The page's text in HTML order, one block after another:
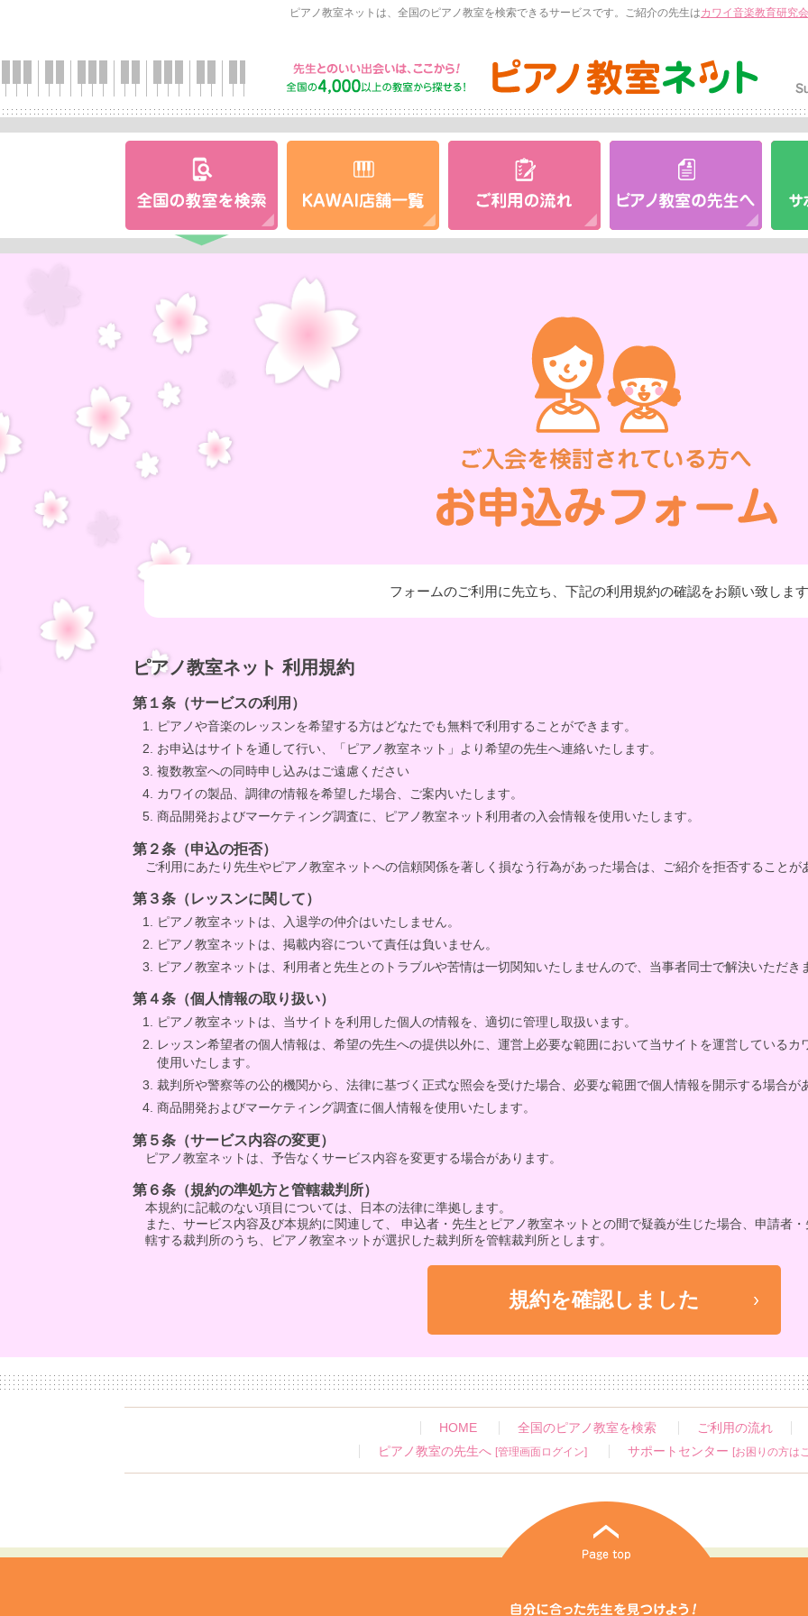
ピアノ教室ネットは、全国のピアノ教室を検索できるサービスです。ご紹介の先生はカワイ音楽教育研究会
フォームのご利用に先立ち、下記の利用規約の確認をお願い致しま
ピアノ教室ネット 利用規約
第１条（サービスの利用）
ピアノや音楽のレッスンを希望する方はどなたでも無料で利用することができます。
お申込はサイトを通して行い、「ピアノ教室ネット」より希望の先生へ連絡いたします。
複数教室への同時申し込みはご遠慮ください
カワイの製品、調律の情報を希望した場合、ご案内いたします。
商品開発およびマーケティング調査に、ピアノ教室ネット利用者の入会情報を使用いたします。
第２条（申込の拒否）
ご利用にあたり先生やピアノ教室ネットへの信頼関係を著しく損なう行為があった場合は、ご紹介を拒否することが
第３条（レッスンに関して）
ピアノ教室ネットは、入退学の仲介はいたしません。
ピアノ教室ネットは、掲載内容について責任は負いません。
ピアノ教室ネットは、利用者と先生とのトラブルや苦情は一切関知いたしませんので、当事者同士で解決いただき
第４条（個人情報の取り扱い）
ピアノ教室ネットは、当サイトを利用した個人の情報を、適切に管理し取扱います。
レッスン希望者の個人情報は、希望の先生への提供以外に、運営上必要な範囲において当サイトを運営している
使用いたします。
裁判所や警察等の公的機関から、法律に基づく正式な照会を受けた場合、必要な範囲で個人情報を開示する場合が
商品開発およびマーケティング調査に個人情報を使用いたします。
第５条（サービス内容の変更）
ピアノ教室ネットは、予告なくサービス内容を変更する場合があります。
第６条（規約の準処方と管轄裁判所）
本規約に記載のない項目については、日本の法律に準拠します。
また、サービス内容及び本規約に関連して、 申込者・先生とピアノ教室ネットとの間で疑義が生じた場合、申請者
轄する裁判所のうち、ピアノ教室ネットが選択した裁判所を管轄裁判所とします。
HOME 全国のピアノ教室を検索
ご利用の流れ
ピアノ教室の先生へ [管理画面ログイン] サポートセンター [お困りの方は